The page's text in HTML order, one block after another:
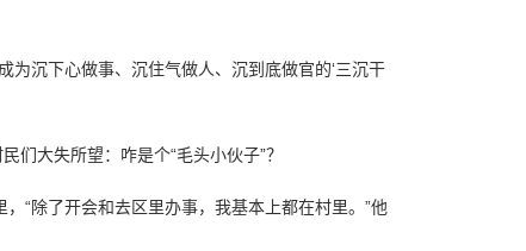
沉下心做事、沉住气做人、沉到底做官的‘三沉干
大失所望：咋是个“毛头小伙子”？
除了开会和去区里办事，我基本上都在村里。”他